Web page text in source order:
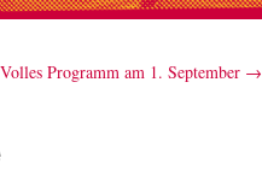
Volles Programm am 1. September →